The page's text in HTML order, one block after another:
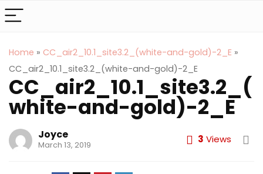
Home » CC_air2_10.1_site3.2_(white-and-gold)-2_E »
CC_air2_10.1_site3.2_(white-and-gold)-2_E
CC_air2_10.1_site3.2_(
white-and-gold)-2_E
Joyce
March 13, 2019 3 Views